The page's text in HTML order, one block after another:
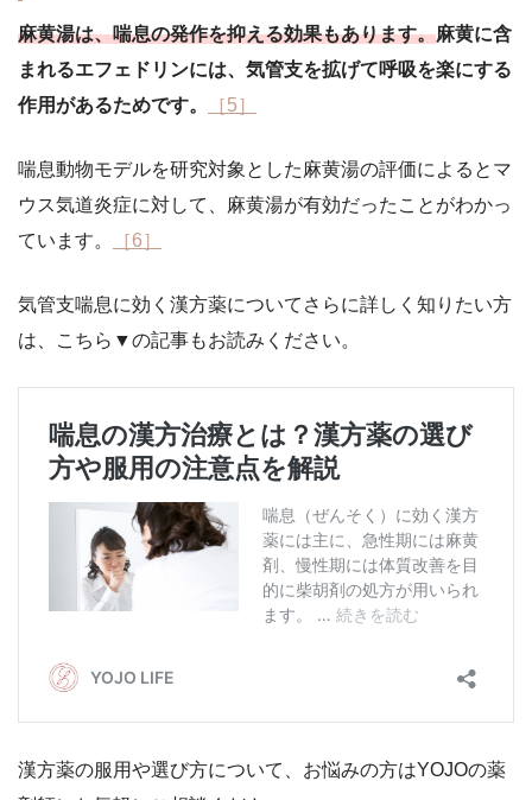
麻黄湯は、喘息の発作を抑える効果もあります。麻黄に含
まれるエフェドリンには、気管支を拡げて呼吸を楽にする
作用があるためです。
［5］
喘息動物モデルを研究対象とした麻黄湯の評価によるとマ
ウス気道炎症に対して、麻黄湯が有効だったことがわかっ
ています。
［6］
気管支喘息に効く漢方薬についてさらに詳しく知りたい方
は、こちら▼の記事もお読みください。
漢方薬の服用や選び方について、お悩みの方はYOJOの薬